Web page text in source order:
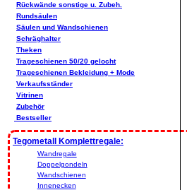
Rückwände sonstige u. Zubeh.
Rundsäulen
Säulen und Wandschienen
Schräghalter
Theken
Trageschienen 50/20 gelocht
Trageschienen Bekleidung + Mode
Verkaufsständer
Vitrinen
Zubehör
Bestseller
Tegometall Komplettregale:
Wandregale
Doppelgondeln
Wandschienen
Innenecken